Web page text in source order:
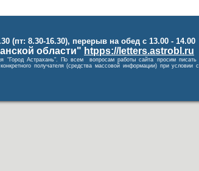
(пт: 8.30-16.30), перерыв на обед с 13.00 - 14.00
области" htpps://letters.astrobl.ru
"Город Астрахань". По всем вопросам работы сайта просим писать
получателя (средства массовой информации) при условии